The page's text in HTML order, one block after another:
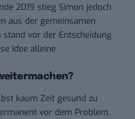
2019 stieg Simon jedoch
aus der gemeinsamen
stand vor der Entscheidung
Idee alleine
kaum Zeit gesund zu
vor dem Problem,